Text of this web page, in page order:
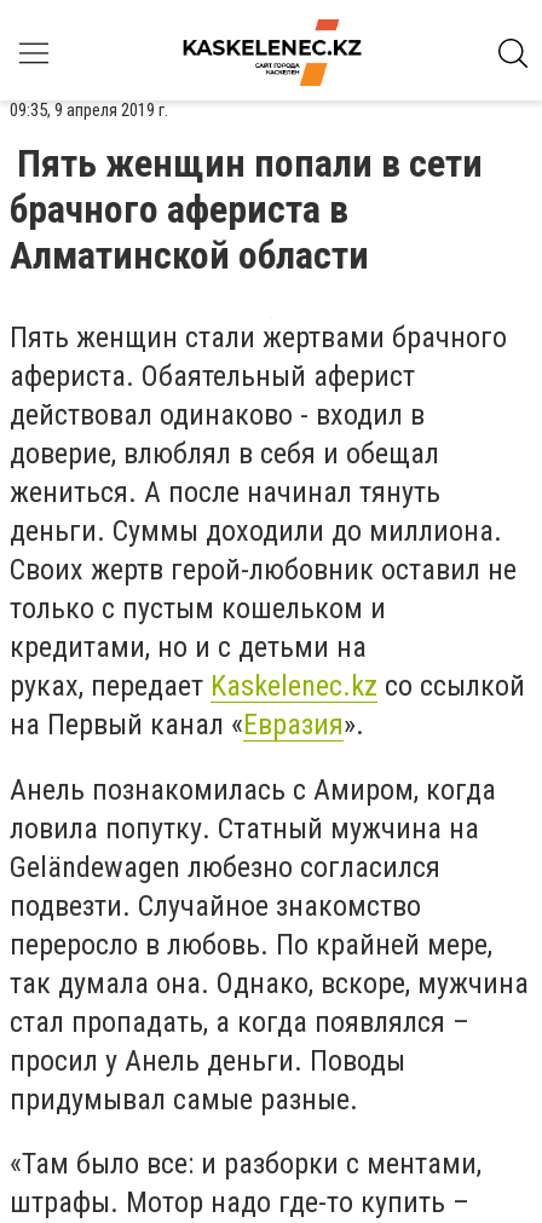
09:35, 9 апреля 2019 г.
Пять женщин попали в сети
брачного афериста в
Алматинской области
Пять женщин стали жертвами брачного
афериста. Обаятельный аферист
действовал одинаково - входил в
доверие, влюблял в себя и обещал
жениться. А после начинал тянуть
деньги. Суммы доходили до миллиона.
Своих жертв герой-любовник оставил не
только с пустым кошельком и
кредитами, но и с детьми на
руках, передает Kaskelenec.kz со ссылкой
на Первый канал «Евразия».
Анель познакомилась с Амиром, когда
ловила попутку. Статный мужчина на
Geländewagen любезно согласился
подвезти. Случайное знакомство
переросло в любовь. По крайней мере,
так думала она. Однако, вскоре, мужчина
стал пропадать, а когда появлялся –
просил у Анель деньги. Поводы
придумывал самые разные.
«Там было все: и разборки с ментами,
штрафы. Мотор надо где-то купить –